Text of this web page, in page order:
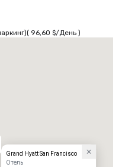
( 96,60 $/День)
Grand Hyatt San Francisco
Отель